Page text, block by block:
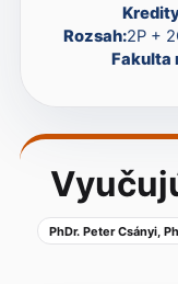
Rozsah:2P +
Fakulta
PhDr. Peter Csányi,